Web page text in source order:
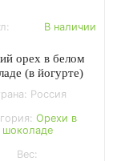
В наличии
орех в белом
(в йогурте)
Россия
Орехи в
шоколаде
Вес: